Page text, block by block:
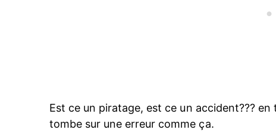
Est ce un piratage, est ce un accident???
tombe sur une erreur comme ça.